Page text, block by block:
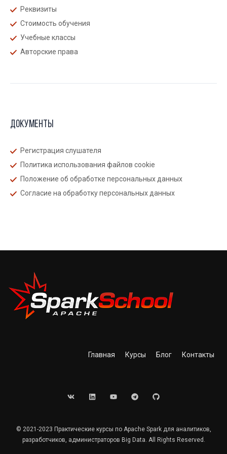
Реквизиты
Стоимость обучения
Учебные классы
Авторские права
Документы
Регистрация слушателя
Политика использования файлов cookie
Положение об обработке персональных данных
Согласие на обработку персональных данных
Главная Курсы Блог Контакты
© 2021-2023 Практические курсы по Apache Spark для аналитиков,
разработчиков, администраторов Big Data. All Rights Reserved.